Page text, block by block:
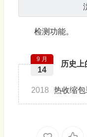
检测功能。
历史上
9 月
14
2018 热收缩